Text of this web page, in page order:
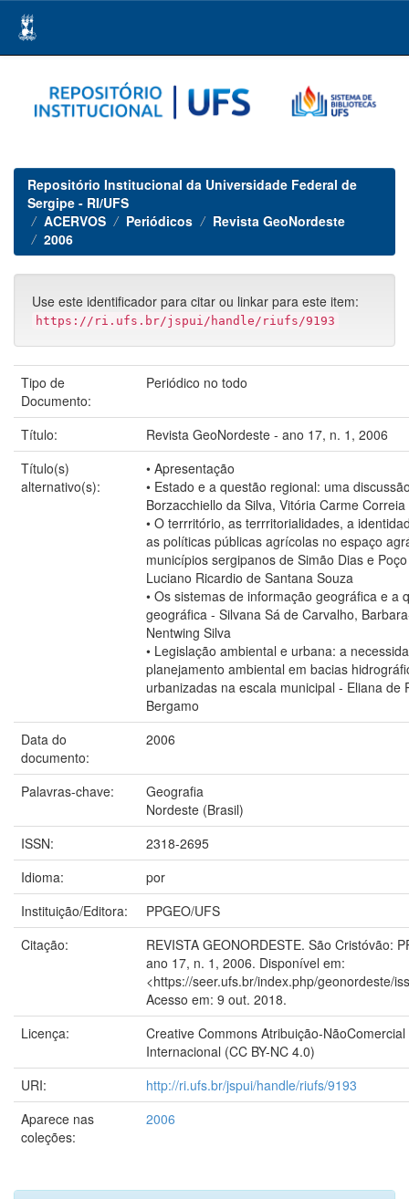
navigation
Repositório Institucional da Universidade Federal de
Sergipe - RI/UFS
ACERVOS
Periódicos
Revista GeoNordeste
2006
Use este identificador para citar ou linkar para este item:
https://ri.ufs.br/jspui/handle/riufs/9193
Tipo de
Documento:
Periódico no todo
Título:
Revista GeoNordeste - ano 17, n. 1, 2006
Título(s)
alternativo(s):
• Apresentação
• Estado e a questão regional: uma
Borzacchiello da Silva, Vitória Carme
• O terrritório, as terrritorialidades, a
as políticas públicas agrícolas no espaço
municípios sergipanos de Simão Dias e
Luciano Ricardio de Santana Souza
• Os sistemas de informação geográfica e a
geográfica - Silvana Sá de Carvalho,
Nentwing Silva
• Legislação ambiental e urbana: a
planejamento ambiental em bacias
urbanizadas na escala municipal - Eliana de
Bergamo
Data do
documento:
2006
Palavras-chave:
Geografia
Nordeste (Brasil)
ISSN:
2318-2695
Idioma:
por
Instituição/Editora:
PPGEO/UFS
Citação:
REVISTA GEONORDESTE. São Cristóvão:
ano 17, n. 1, 2006. Disponível em:
<https://seer.ufs.br/index.php/geonordeste/
Acesso em: 9 out. 2018.
Licença:
Creative Commons Atribuição-NãoComercial
Internacional (CC BY-NC 4.0)
URI:
http://ri.ufs.br/jspui/handle/riufs/9193
Aparece nas
coleções:
2006